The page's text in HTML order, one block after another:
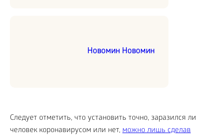
Новомин Новомин
Следует отметить, что установить точно, заразился ли
человек коронавирусом или нет, можно лишь сделав